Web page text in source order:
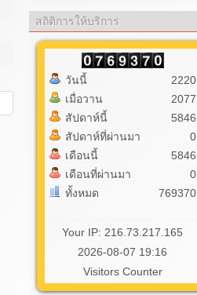
สถิติการให้บริการ
วันนี้
เมื่อวาน
สัปดาห์นี้
สัปดาห์ที่ผ่านมา
เดือนนี้
เดือนที่ผ่านมา
ทั้งหมด
2220
2077
5846
0
5846
0
769370
Your IP: 216.73.217.165
2026-08-07 19:16
Visitors Counter